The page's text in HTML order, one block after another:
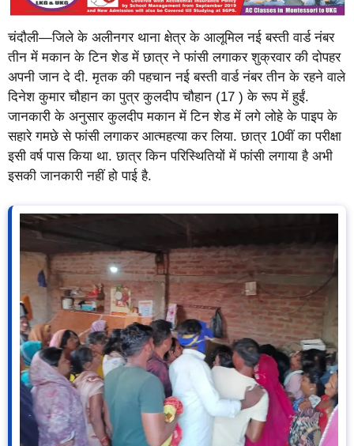
चंदौली—जिले के अलीनगर थाना क्षेत्र के आलूमिल नई बस्ती वार्ड नंबर
तीन में मकान के टिन शेड में छात्र ने फांसी लगाकर शुक्रवार की दोपहर
अपनी जान दे दी. मृतक की पहचान नई बस्ती वार्ड नंबर तीन के रहने वाले
दिनेश कुमार चौहान का पुत्र कुलदीप चौहान (17 ) के रूप में हुईं.
जानकारी के अनुसार कुलदीप मकान में टिन शेड में लगे लोहे के पाइप के
सहारे गमछे से फांसी लगाकर आत्महत्या कर लिया. छात्र 10वीं का परीक्षा
इसी वर्ष पास किया था. छात्र किन परिस्थितियों में फांसी लगाया है अभी
इसकी जानकारी नहीं हो पाई है.